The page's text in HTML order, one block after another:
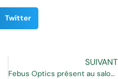
Twitter
SUIVANT
Febus Optics présent au salon ADIPEC 2019